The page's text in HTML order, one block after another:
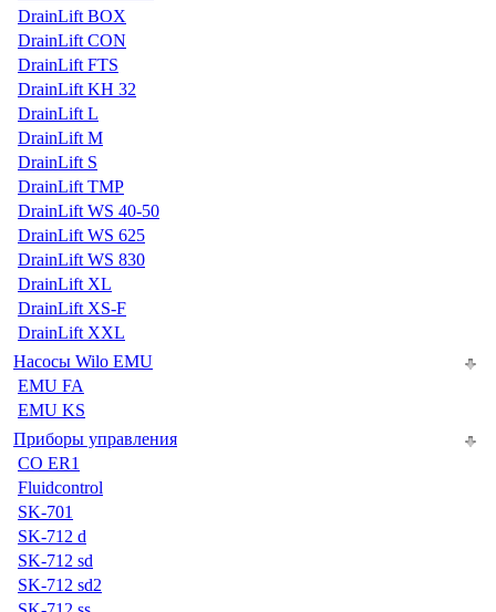
DrainLift BOX
DrainLift CON
DrainLift FTS
DrainLift KH 32
DrainLift L
DrainLift M
DrainLift S
DrainLift TMP
DrainLift WS 40-50
DrainLift WS 625
DrainLift WS 830
DrainLift XL
DrainLift XS-F
DrainLift XXL
Насосы Wilo EMU
EMU FA
EMU KS
Приборы управления
CO ER1
Fluidcontrol
SK-701
SK-712 d
SK-712 sd
SK-712 sd2